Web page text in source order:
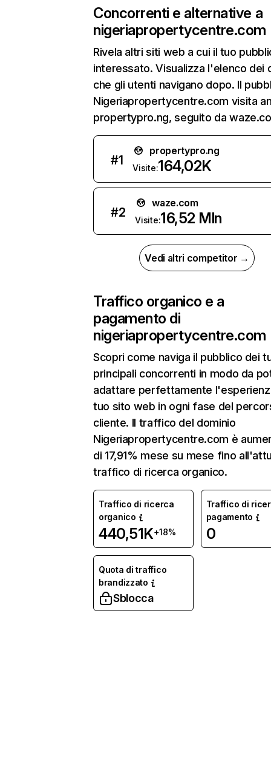
Concorrenti e alternative a
nigeriapropertycentre.com
Rivela altri siti web a cui il tuo
interessato. Visualizza l'elenco dei
che gli utenti navigano dopo. Il
Nigeriapropertycentre.com visita
propertypro.ng, seguito da
#1
propertypro.ng
Visite:164,02K
#2
waze.com
Visite:16,52 Mln
Vedi altri competitor →
Traffico organico e a
pagamento di
nigeriapropertycentre.com
Scopri come naviga il pubblico dei
principali concorrenti in modo da
adattare perfettamente
tuo sito web in ogni fase del
cliente. Il traffico del dominio
Nigeriapropertycentre.com è
di 17,91% mese su mese fino
traffico di ricerca organico.
Traffico di ricerca
organico
440,51K+18%
Traffico di
pagamento
0
Quota di traffico
brandizzato
Sblocca